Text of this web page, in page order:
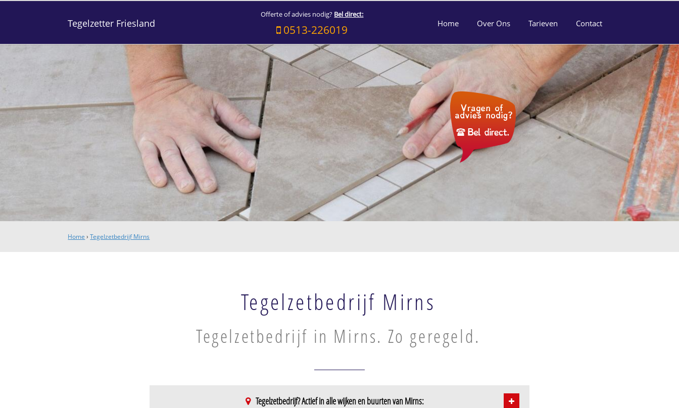
Tegelzetter Friesland
Offerte of advies nodig? Bel direct:
0513-226019 Home Over Ons Tarieven Contact
Home ›Tegelzetbedrijf Mirns
Tegelzetbedrijf Mirns
Tegelzetbedrijf in Mirns. Zo geregeld.
Tegelzetbedrijf? Actief in alle wijken en buurten van Mirns: